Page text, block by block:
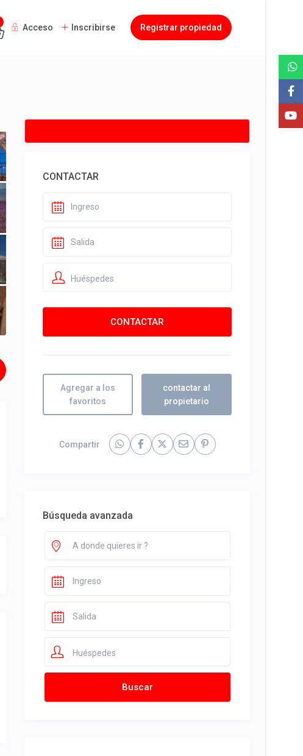
Acceso Inscribirse Registrar propiedad
CONTACTAR
Huéspedes
Agregar a los
favoritos
contactar al
propietario
Compartir
Búsqueda avanzada
Huéspedes